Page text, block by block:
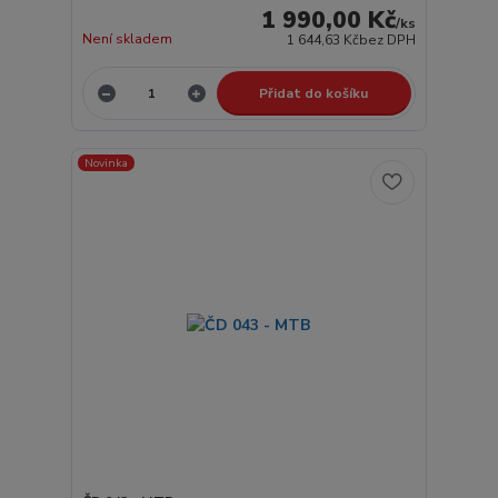
1 990,00 Kč/ks
1 644,63 Kčbez DPH
Není skladem
Přidat do košíku
Novinka